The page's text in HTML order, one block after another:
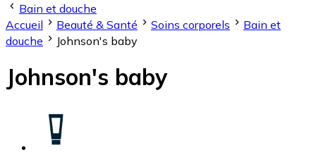
Bain et douche
Accueil
Beauté & Santé Soins corporels
Bain et
douche
Johnson's baby
Johnson's baby